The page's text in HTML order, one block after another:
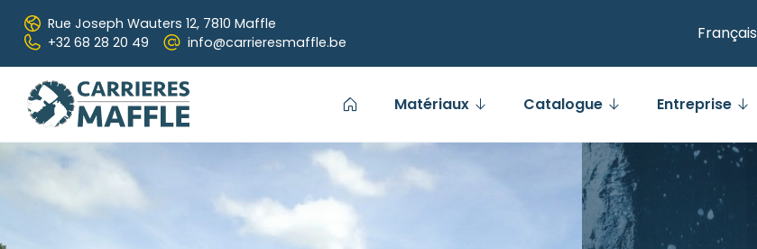
Passer au contenu principal
Rue Joseph Wauters 12, 7810 Maffle
+32 68 28 20 49
info@carrieresmaffle.be Français
Matériaux Catalogue Entreprise